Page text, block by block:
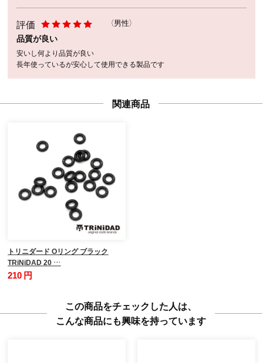
評価 （男性）
品質が良い
安いし何より品質が良い
長年使っているが安心して使用できる製品です
関連商品
トリニダード Oリング ブラック
TRiNiDAD 20 …
210 円
この商品をチェックした人は、
こんな商品にも興味を持っています